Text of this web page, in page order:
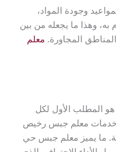
وجودة المواد،
وهذا ما يجعله من بين
المجاورة. معلم
المطلب الأول لكل
خدمات معلم جبس رخيص
ما يميز معلم جبس حي